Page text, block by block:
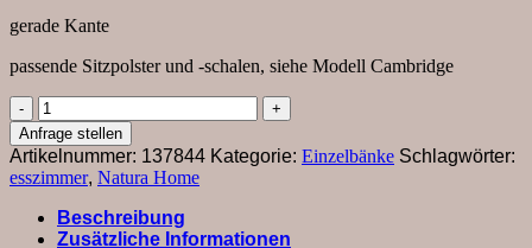
gerade Kante
passende Sitzpolster und -schalen, siehe Modell Cambridge
Holzbank
Clifton
-
Breite
ca.
180cm,
Wildeiche
Anfrage stellen
Artikelnummer: 137844 Kategorie: Einzelbänke Schlagwörter:
esszimmer, Natura Home
Beschreibung
Zusätzliche Informationen